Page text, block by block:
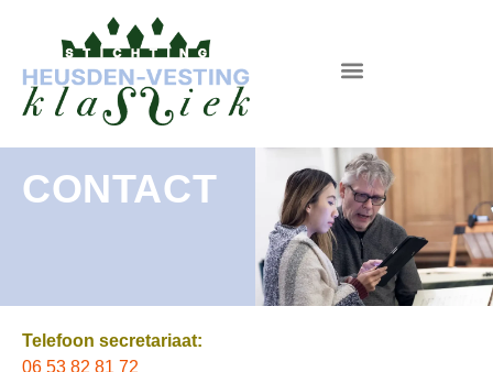
CONTACT
Telefoon secretariaat:
06 53 82 81 72